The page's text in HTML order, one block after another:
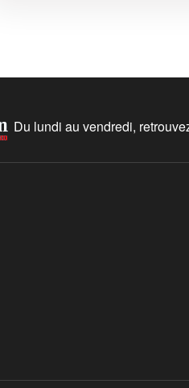
Du lundi au vendredi,